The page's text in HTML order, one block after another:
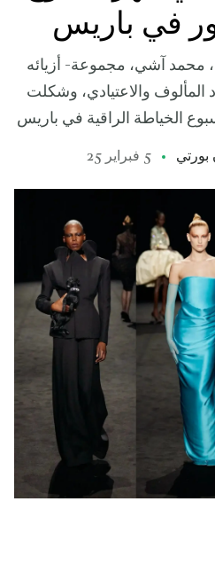
في باريس
آشي، مجموعة- أزيائه
المألوف والاعتيادي، وشكلت
الخياطة الراقية في باريس
بورتي 5 فبراير 25